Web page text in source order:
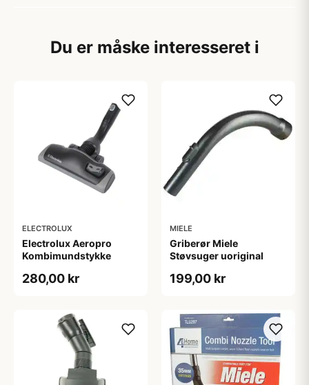
Du er måske interesseret i
ELECTROLUX
Electrolux Aeropro
Kombimundstykke
280,00 kr
MIELE
Griberør Miele
Støvsuger uoriginal
199,00 kr